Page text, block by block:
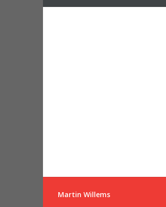
Martin Willems